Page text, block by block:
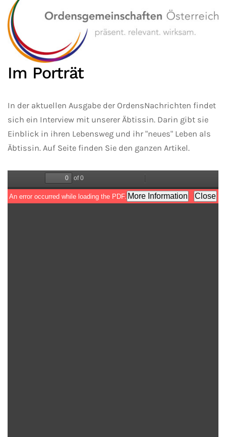
Im Porträt
In der aktuellen Ausgabe der OrdensNachrichten findet
sich ein Interview mit unserer Äbtissin. Darin gibt sie
Einblick in ihren Lebensweg und ihr "neues" Leben als
Äbtissin. Auf Seite finden Sie den ganzen Artikel.